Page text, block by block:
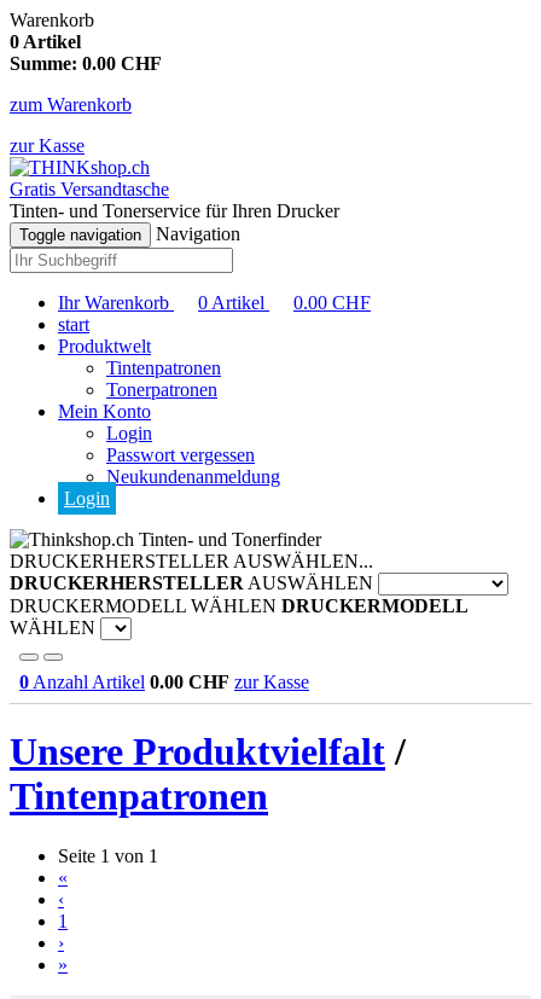
Warenkorb
0 Artikel
Summe: 0.00 CHF
zum Warenkorb
zur Kasse
Gratis Versandtasche
Tinten- und Tonerservice für Ihren Drucker
Toggle navigation Navigation
Ihr Warenkorb 0 Artikel 0.00 CHF
start
Produktwelt
Tintenpatronen
Tonerpatronen
Mein Konto
Login
Passwort vergessen
Neukundenanmeldung
Login
Tinten- und Tonerfinder
DRUCKERHERSTELLER AUSWÄHLEN...
DRUCKERHERSTELLER AUSWÄHLEN
DRUCKERMODELL WÄHLEN DRUCKERMODELL
WÄHLEN
0 Anzahl Artikel 0.00 CHF zur Kasse
Unsere Produktvielfalt/
Tintenpatronen
Seite 1 von 1
«
‹
1
›
»